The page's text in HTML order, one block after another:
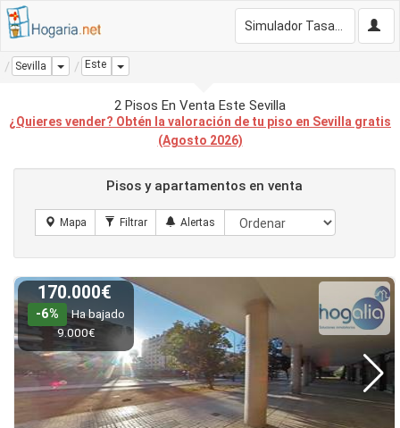
Sevilla Dropdown
Este Dropdown
2 Pisos En Venta Este Sevilla
¿Quieres vender? Obtén la valoración de tu piso en Sevilla gratis
(Agosto 2026)
Pisos y apartamentos en venta
170.000€
-6%
Ha bajado
9.000€